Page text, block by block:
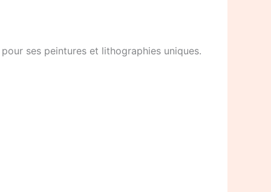
ses peintures et lithographies uniques.